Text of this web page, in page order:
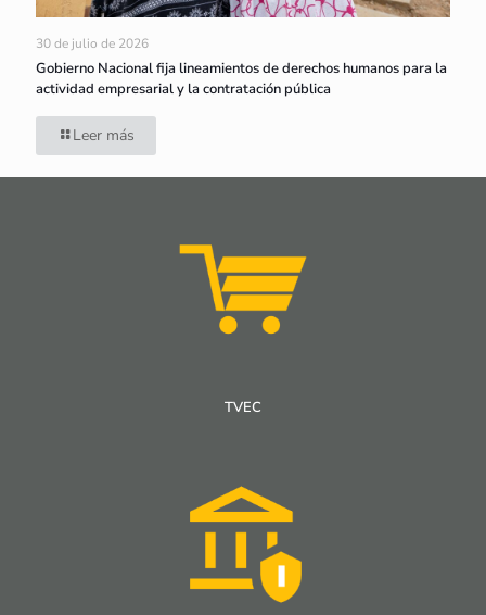
30 de julio de 2026
Gobierno Nacional fija lineamientos de derechos humanos para la
actividad empresarial y la contratación pública
Leer más
TVEC